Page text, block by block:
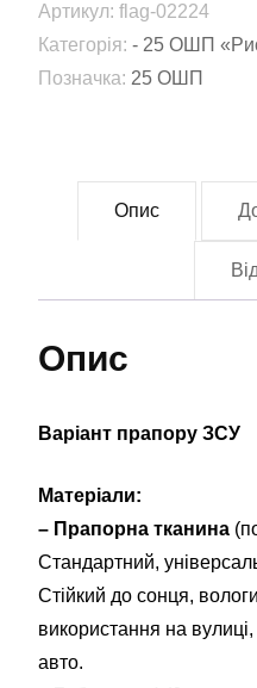
полк
«Рись»
(25
02224)
кількість
Артикул: flag-02224
Категорія: - 25 ОШП
Позначка: 25 ОШП
Опис
Опис
Варіант прапору ЗСУ
Матеріали:
– Прапорна тканина
Стандартний,
Стійкий до сонця,
використання на
авто.